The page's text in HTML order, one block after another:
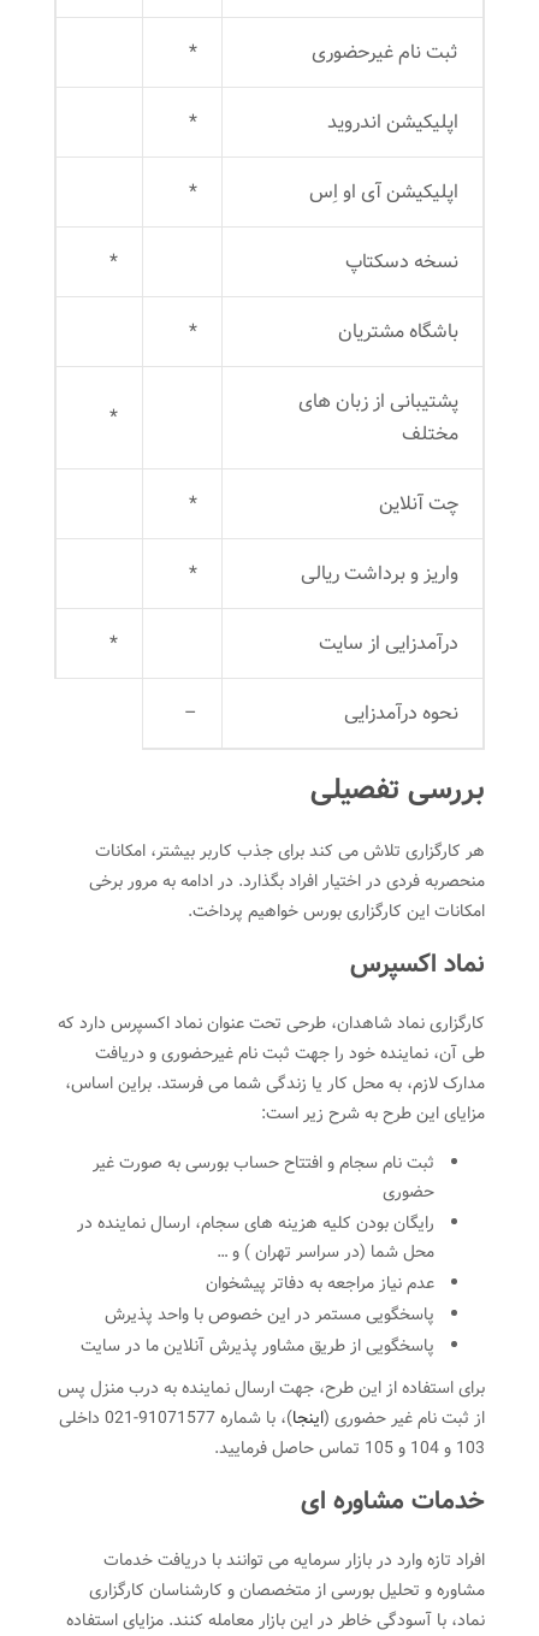
ثبت نام غیرحضوری *
اپلیکیشن اندروید *
اپلیکیشن آی او اِس *
نسخه دسکتاپ *
باشگاه مشتریان *
پشتیبانی از زبان های
مختلف
*
چت آنلاین *
واریز و برداشت ریالی *
درآمدزایی از سایت *
نحوه درآمدزایی –
بررسی تفصیلی
هر کارگزاری تلاش می کند برای جذب کاربر بیشتر، امکانات
منحصربه فردی در اختیار افراد بگذارد. در ادامه به مرور برخی
امکانات این کارگزاری بورس خواهیم پرداخت.
نماد اکسپرس
کارگزاری نماد شاهدان، طرحی تحت عنوان نماد اکسپرس دارد که
طی آن، نماینده خود را جهت ثبت نام غیرحضوری و دریافت
مدارک لازم، به محل کار یا زندگی شما می فرستد. براین اساس،
مزایای این طرح به شرح زیر است:
ثبت نام سجام و افتتاح حساب بورسی به صورت غیر
حضوری
رایگان بودن کلیه هزینه های سجام، ارسال نماینده در
محل شما (در سراسر تهران ) و …
عدم نیاز مراجعه به دفاتر پیشخوان
پاسخگویی مستمر در این خصوص با واحد پذیرش
پاسخگویی از طریق مشاور پذیرش آنلاین ما در سایت
برای استفاده از این طرح، جهت ارسال نماینده به درب منزل پس
از ثبت نام غیر حضوری (اینجا
)، با شماره 91071577-021 داخلی
103 و 104 و 105 تماس حاصل فرمایید.
خدمات مشاوره ای
افراد تازه وارد در بازار سرمایه می توانند با دریافت خدمات
مشاوره و تحلیل بورسی از متخصصان و کارشناسان کارگزاری
نماد، با آسودگی خاطر در این بازار معامله کنند. مزایای استفاده